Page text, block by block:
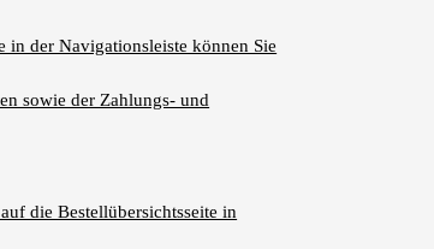
in der Navigationsleiste können Sie
sowie der Zahlungs- und
die Bestellübersichtsseite in